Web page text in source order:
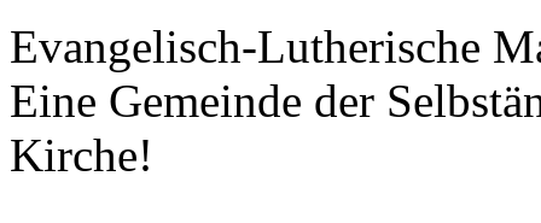
Evangelisch-Lutherische
Eine Gemeinde der
Kirche!